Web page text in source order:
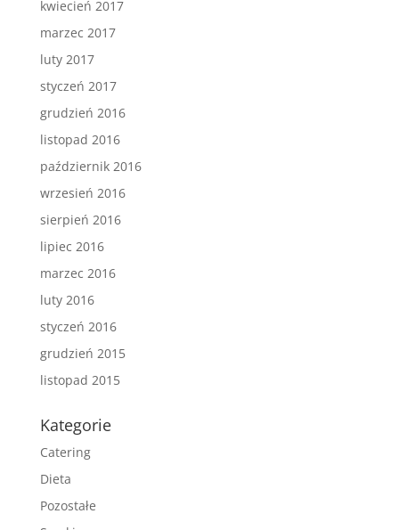
kwiecień 2017
marzec 2017
luty 2017
styczeń 2017
grudzień 2016
listopad 2016
październik 2016
wrzesień 2016
sierpień 2016
lipiec 2016
marzec 2016
luty 2016
styczeń 2016
grudzień 2015
listopad 2015
Kategorie
Catering
Dieta
Pozostałe